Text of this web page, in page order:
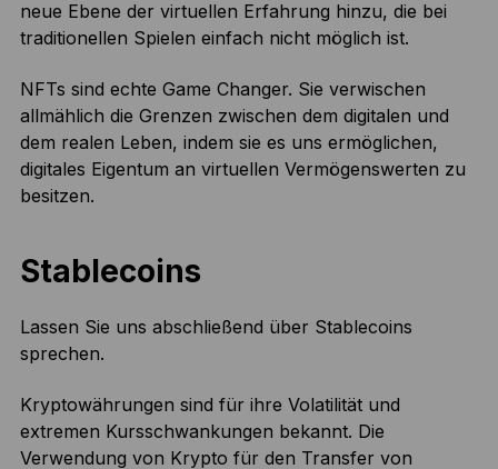
neue Ebene der virtuellen Erfahrung hinzu, die bei
traditionellen Spielen einfach nicht möglich ist.
NFTs sind echte Game Changer. Sie verwischen
allmählich die Grenzen zwischen dem digitalen und
dem realen Leben, indem sie es uns ermöglichen,
digitales Eigentum an virtuellen Vermögenswerten zu
besitzen.
Stablecoins
Lassen Sie uns abschließend über Stablecoins
sprechen.
Kryptowährungen sind für ihre Volatilität und
extremen Kursschwankungen bekannt. Die
Verwendung von Krypto für den Transfer von